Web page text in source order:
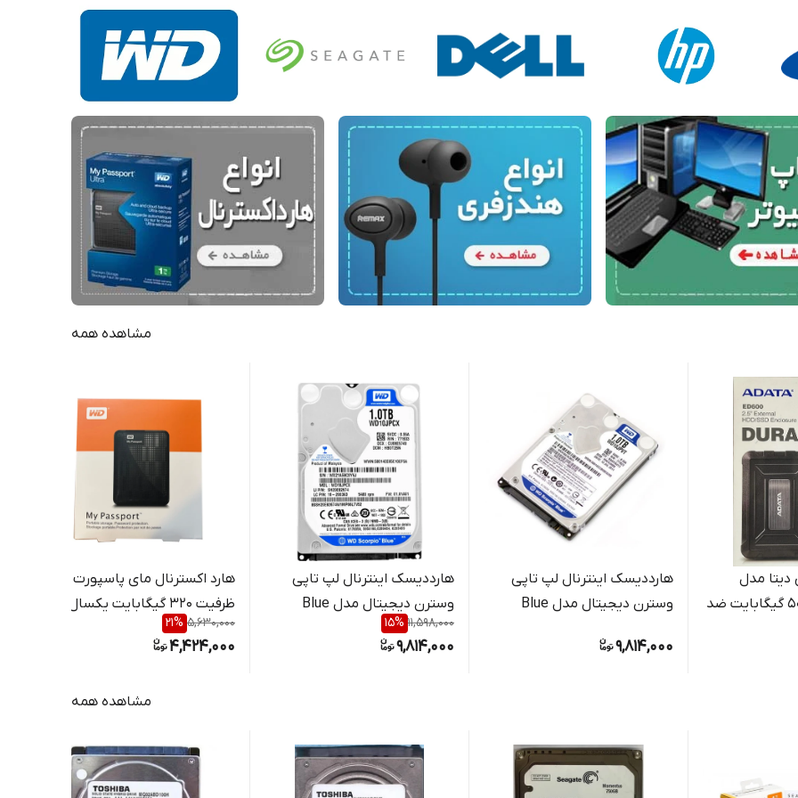
مشاهده همه
اکسترنال ای دیتا مدل
ED600 ظرفیت 500 گیگابایت ضد
هارددیسک اینترنال لپ تاپی
وسترن دیجیتال مدل Blue
9,814,000
هارددیسک اینترنال لپ تاپی
وسترن دیجیتال مدل Blue
WD10JPCX ظرفیت 1 ترابایت
11,598,000
15%
9,814,000
هارد اکسترنال مای پاسپورت
ظرفیت 320 گیگابایت یکسال
گارانتی نو و آکبند
5,630,000
21%
4,424,000
مشاهده همه